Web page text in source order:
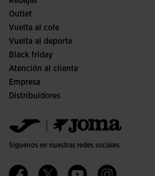
Outlet
Vuelta al cole
Vuelta al deporte
Black friday
Atención al cliente
Condiciones de compra
Transporte y entrega
Preguntas frecuentes
Empresa
Historia
Política de calidad y medio ambiente
Trabaja con nosotros
Proyectos subvencionados
Canal ético
Distribuidores
Jomanet
Área marketing
Contacto
Siguenos en nuestras redes sociales